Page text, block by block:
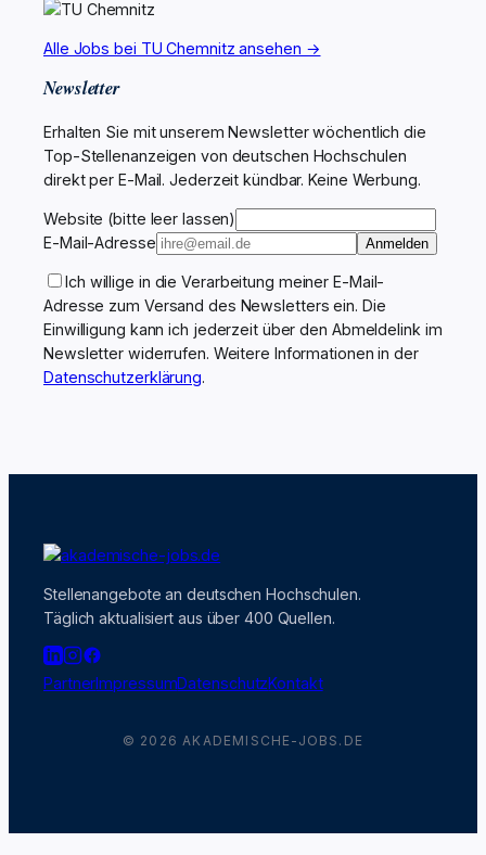
Alle Jobs bei TU Chemnitz ansehen →
Newsletter
Erhalten Sie mit unserem Newsletter wöchentlich die
Top-Stellenanzeigen von deutschen Hochschulen
direkt per E-Mail. Jederzeit kündbar. Keine Werbung.
Website (bitte leer lassen)
E-Mail-Adresse
Anmelden
Ich willige in die Verarbeitung meiner E-Mail-
Adresse zum Versand des Newsletters ein. Die
Einwilligung kann ich jederzeit über den Abmeldelink im
Newsletter widerrufen. Weitere Informationen in der
Datenschutzerklärung.
Stellenangebote an deutschen Hochschulen.
Täglich aktualisiert aus über 400 Quellen.
PartnerImpressumDatenschutzKontakt
© 2026 AKADEMISCHE-JOBS.DE